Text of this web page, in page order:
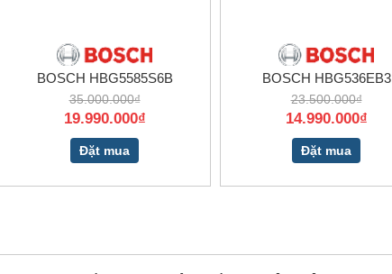
BOSCH HBG5585S6B
35.000.000₫
19.990.000₫
Đặt mua
BOSCH HBG536EB3
23.500.000₫
14.990.000₫
Đặt mua